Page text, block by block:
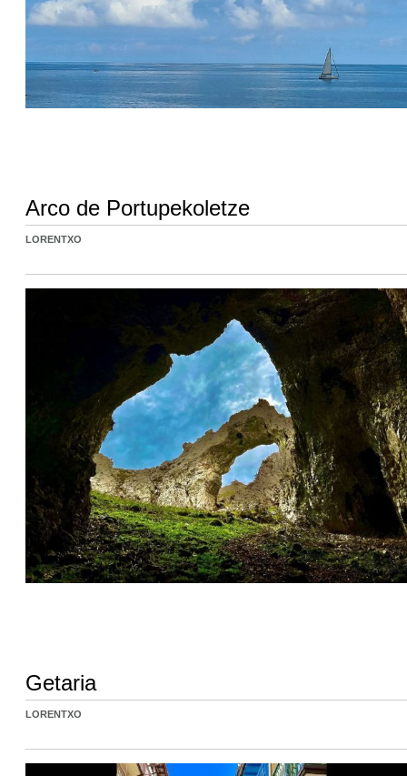
Arco de Portupekoletze
LORENTXO
Getaria
LORENTXO